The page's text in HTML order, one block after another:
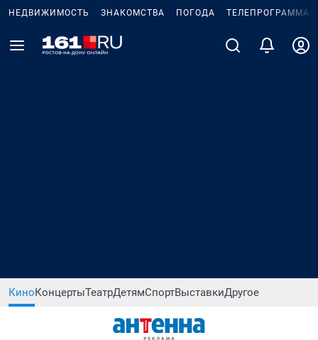
НЕДВИЖИМОСТЬ ЗНАКОМСТВА ПОГОДА ТЕЛЕПРОГРАММА
КиноКонцертыТеатрДетямСпортВыставкиДругое